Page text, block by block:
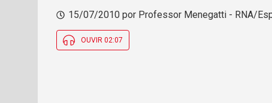
15/07/2010 por Professor Menegatti - RNA/
OUVIR 02:07